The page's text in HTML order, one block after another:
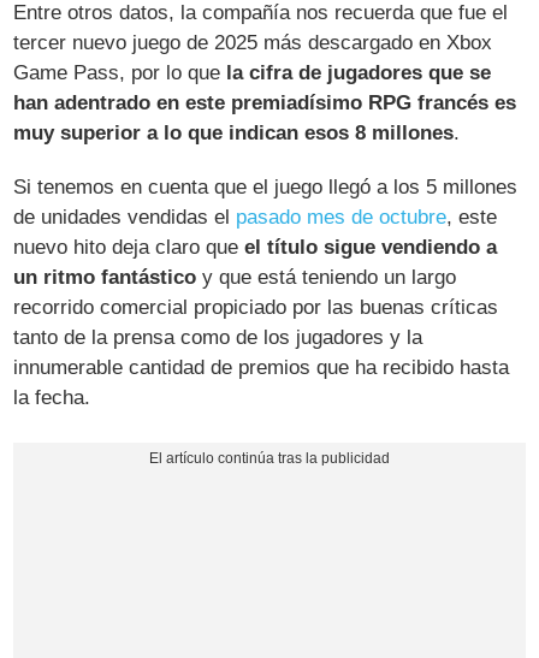
Entre otros datos, la compañía nos recuerda que fue el
tercer nuevo juego de 2025 más descargado en Xbox
Game Pass, por lo que la cifra de jugadores que se
han adentrado en este premiadísimo RPG francés es
muy superior a lo que indican esos 8 millones.
Si tenemos en cuenta que el juego llegó a los 5 millones
de unidades vendidas el pasado mes de octubre, este
nuevo hito deja claro queel título sigue vendiendo a
un ritmo fantástico y que está teniendo un largo
recorrido comercial propiciado por las buenas críticas
tanto de la prensa como de los jugadores y la
innumerable cantidad de premios que ha recibido hasta
la fecha.